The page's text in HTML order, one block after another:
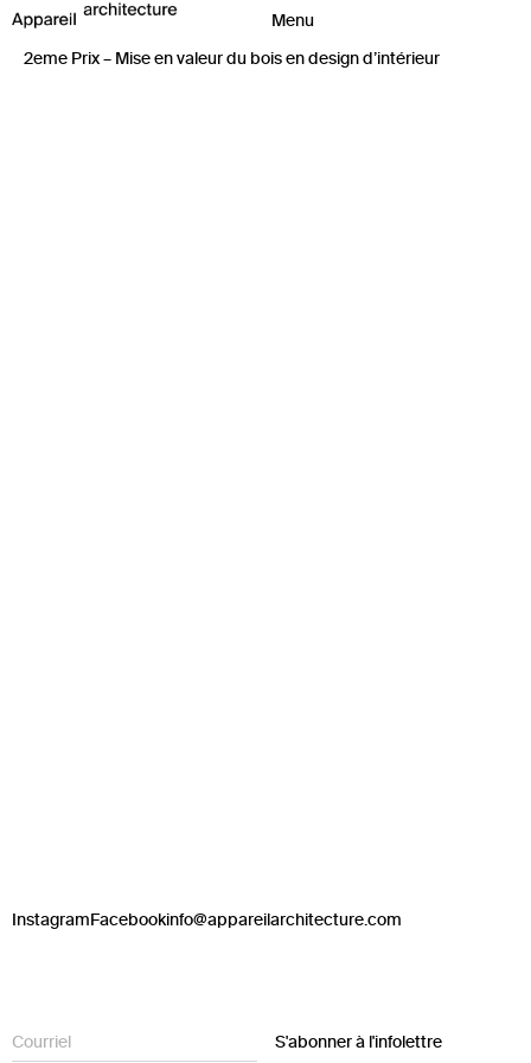
2eme Prix – Mise en valeur du bois en design d’intérieur
InstagramFacebookinfo@appareilarchitecture.com
S'abonner à l'infolettre